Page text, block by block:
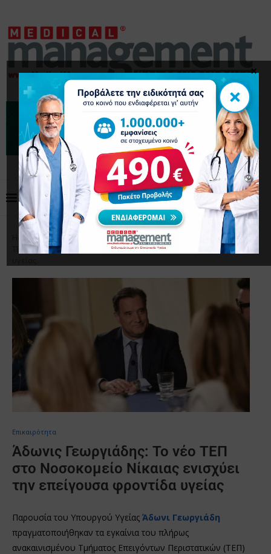
Home Επικαιρότητα
Άδωνις Γεωργιάδης: Το νέο
ΤΕΠ στο Νοσοκομείο Νίκαιας ενισχύει την επείγουσα φροντίδα
Επικαιρότητα
Άδωνις Γεωργιάδης: Το νέο ΤΕΠ
στο Νοσοκομείο Νίκαιας ενισχύει
την επείγουσα φροντίδα υγείας
Παρουσία του Υπουργού Υγείας Άδωνι Γεωργιάδη
πραγματοποιήθηκαν τα εγκαίνια του πλήρως
ανακαινισμένου Τμήματος Επειγόντων Περιστατικών (ΤΕΠ)
×
×